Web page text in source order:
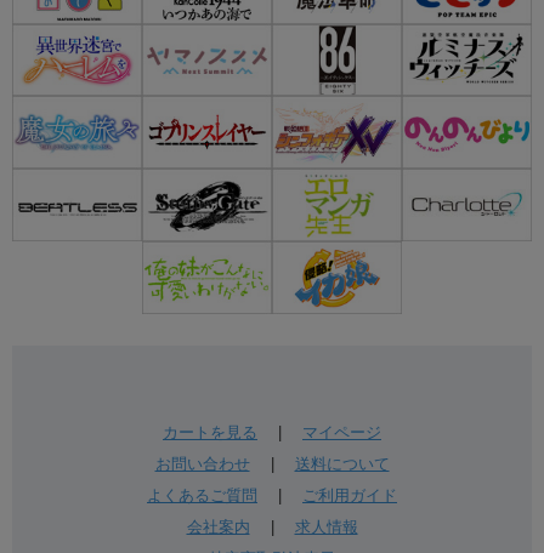
カートを見る
マイページ
お問い合わせ| 送料について
よくあるご質問
ご利用ガイド
会社案内
求人情報